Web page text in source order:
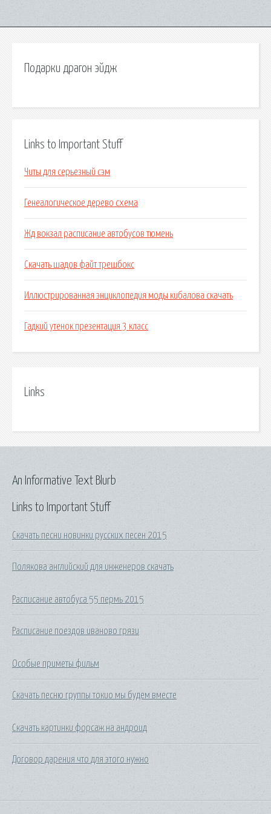
Подарки драгон эйдж
Links to Important Stuff
Читы для серьезный сэм
Генеалогическое дерево схема
Жд вокзал расписание автобусов тюмень
Скачать шадов файт трешбокс
Иллюстрированная энциклопедия моды кибалова скачать
Гадкий утенок презентация 3 класс
Links
Links to Important Stuff
Скачать песни новинки русских песен 2015
Полякова английский для инженеров скачать
Расписание автобуса 55 пермь 2015
Расписание поездов иваново грязи
Особые приметы фильм
Скачать песню группы токио мы будем вместе
Скачать картинки форсаж на андроид
Договор дарения что для этого нужно
An Informative Text Blurb